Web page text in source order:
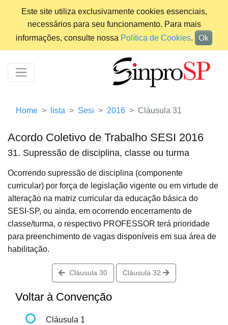
Este site utiliza exclusivamente cookies essenciais,
necessários para seu funcionamento. Para mais
informações, consulte nossa Política de Cookies. Ok
Home lista Sesi 2016 Cláusula 31
Acordo Coletivo de Trabalho SESI 2016
31. Supressão de disciplina, classe ou turma
Ocorrendo supressão de disciplina (componente
curricular) por força de legislação vigente ou em virtude de
alteração na matriz curricular da educação básica do
SESI-SP, ou ainda, em ocorrendo encerramento de
classe/turma, o respectivo PROFESSOR terá prioridade
para preenchimento de vagas disponíveis em sua área de
habilitação.
Cláusula 30 Cláusula 32
Voltar à Convenção
Cláusula 1